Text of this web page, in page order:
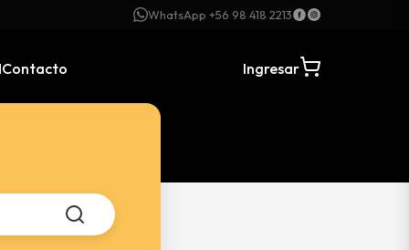
WhatsApp +56 98 418 2213
Contacto Ingresar